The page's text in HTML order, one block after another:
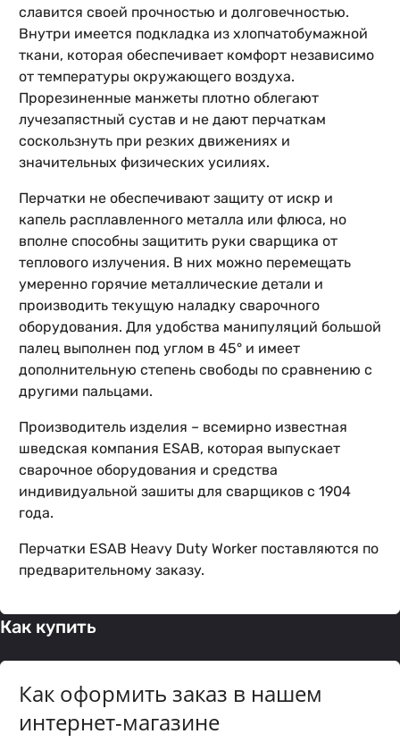
славится своей прочностью и долговечностью.
Внутри имеется подкладка из хлопчатобумажной
ткани, которая обеспечивает комфорт независимо
от температуры окружающего воздуха.
Прорезиненные манжеты плотно облегают
лучезапястный сустав и не дают перчаткам
соскользнуть при резких движениях и
значительных физических усилиях.
Перчатки не обеспечивают защиту от искр и
капель расплавленного металла или флюса, но
вполне способны защитить руки сварщика от
теплового излучения. В них можно перемещать
умеренно горячие металлические детали и
производить текущую наладку сварочного
оборудования. Для удобства манипуляций большой
палец выполнен под углом в 45° и имеет
дополнительную степень свободы по сравнению с
другими пальцами.
Производитель изделия – всемирно известная
шведская компания ESAB, которая выпускает
сварочное оборудования и средства
индивидуальной зашиты для сварщиков с 1904
года.
Перчатки ESAB Heavy Duty Worker поставляются по
предварительному заказу.
Как купить
Как оформить заказ в нашем
интернет-магазине